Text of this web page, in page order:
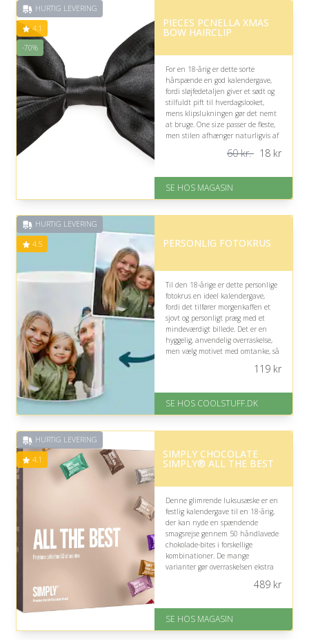
HURTIG LEVERING
4.1
-70%
PIECES PCNELLA XMAS
BOW HAIRCLIP
For en 18-årig er dette sorte
hårspænde en god kalendergave,
fordi sløjfedetaljen giver et sødt og
stilfuldt pift til hverdagslooket,
mens klipslukningen gør det nemt
at bruge. One size passer de fleste,
men stilen afhænger naturligvis af
God Trustpilot rating på 4.1 ud
Nedsat: 70% (Normalpris: 60
60 kr. 18kr
SE HOS MAGASIN
HURTIG LEVERING
4.5 PERSONLIG FOTOKRUS
Til den 18-årige er dette personlige
fotokrus en ideel kalendergave,
fordi det tilfører morgenkaffen et
sjovt og personligt præg med et
mindeværdigt billede. Det er en
hyggelig, anvendelig overraskelse,
men vælg motivet med omtanke, så
er 1-3 hverdage.
på 4.5 ud af 5
119kr
SE HOS COOLSTUFF.DK
HURTIG LEVERING
4.1 SIMPLY CHOCOLATE
SIMPLY® ALL THE BEST
Denne glimrende luksusæske er en
festlig kalendergave til en 18-årig,
der kan nyde en spændende
smagsrejse gennem 50 håndlavede
chokolade-bites i forskellige
kombinationer. De mange
varianter gør overraskelsen ekstra
På lager
Levering: 1-3 dage
489kr
SE HOS MAGASIN